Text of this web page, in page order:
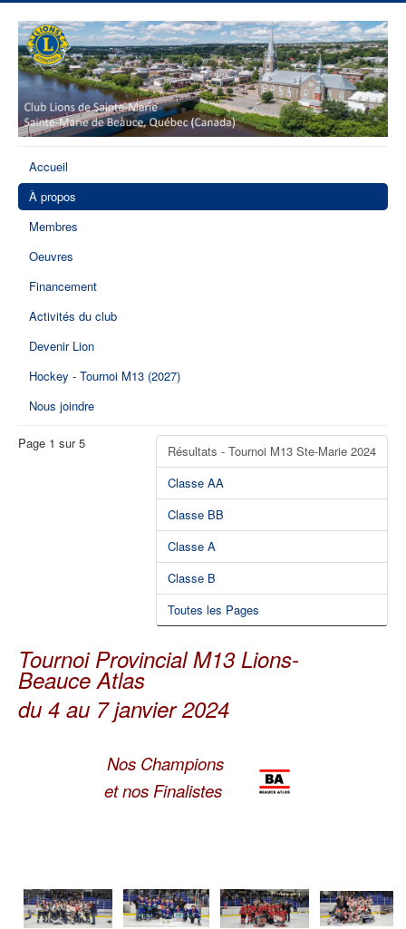
Accueil
À propos
Membres
Oeuvres
Financement
Activités du club
Devenir Lion
Hockey - Tournoi M13 (2027)
Nous joindre
Résultats - Tournoi M13 Ste-Marie 2024
Classe AA
Classe BB
Classe A
Classe B
Toutes les Pages
Page 1 sur 5
Tournoi Provincial M13 Lions-
Beauce Atlas
du 4 au 7 janvier 2024
Nos Champions
et nos Finalistes